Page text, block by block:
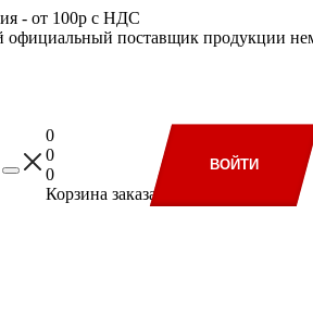
- от 100р с НДС
поставщик продукции
0
0
0
Корзина заказа
ВОЙТИ